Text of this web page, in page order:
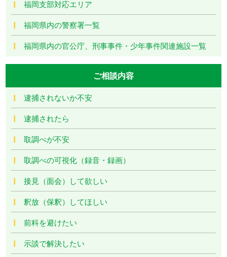
福岡支部対応エリア
福岡県内の警察署一覧
福岡県内の官公庁、刑事事件・少年事件関連施設一覧
ご相談内容
逮捕されないか不安
逮捕されたら
取調べが不安
取調べの可視化（録音・録画）
接見（面会）して欲しい
釈放（保釈）してほしい
前科を避けたい
示談で解決したい